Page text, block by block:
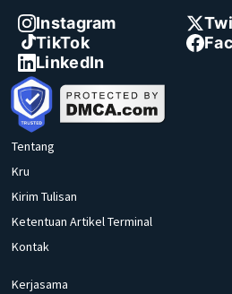
Instagram
TikTok
LinkedIn
Tentang
Kru
Kirim Tulisan
Ketentuan Artikel Terminal
Kontak
Kerjasama